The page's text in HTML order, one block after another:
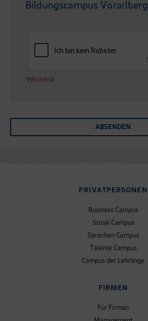
Bildungscampus Vorarlberg
*Pflichtfeld
ABSENDEN
PRIVATPERSONEN
Business Campus
Sozial Campus
Sprachen Campus
Talente Campus
Campus der Lehrlinge
FIRMEN
Für Firmen